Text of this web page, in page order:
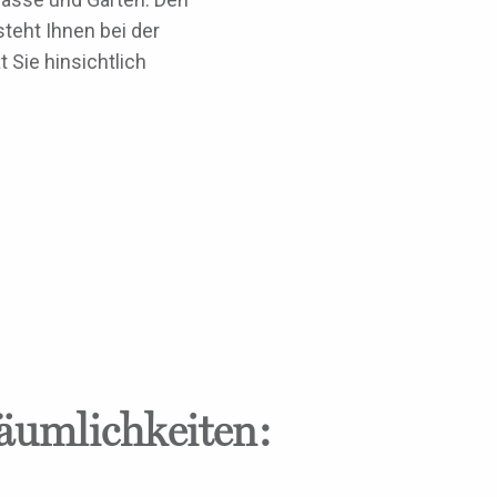
Ihnen bei der
Sie hinsichtlich